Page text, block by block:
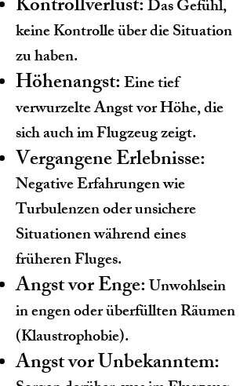
Kontrollverlust:Das Gefühl,
keine Kontrolle über die Situation
zu haben.
Höhenangst:Eine tief
verwurzelte Angst vor Höhe, die
sich auch im Flugzeug zeigt.
Vergangene Erlebnisse:
Negative Erfahrungen wie
Turbulenzen oder unsichere
Situationen während eines
früheren Fluges.
Angst vor Enge:Unwohlsein
in engen oder überfüllten Räumen
(Klaustrophobie).
Angst vor Unbekanntem: